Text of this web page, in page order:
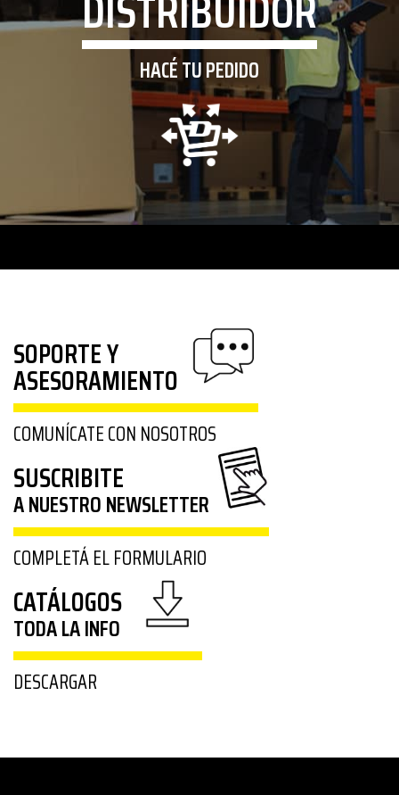
HACÉ TU PEDIDO
SOPORTE Y
ASESORAMIENTO
COMUNÍCATE CON NOSOTROS
SUSCRIBITE
A NUESTRO NEWSLETTER
COMPLETÁ EL FORMULARIO
CATÁLOGOS
TODA LA INFO
DESCARGAR